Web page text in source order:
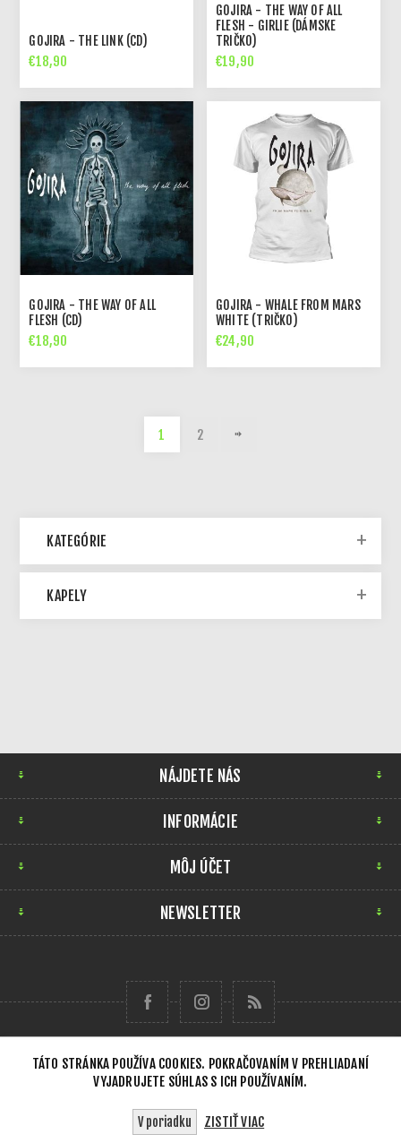
GOJIRA - THE LINK (CD)
€18,90
GOJIRA - THE WAY OF ALL
FLESH - GIRLIE (DÁMSKE
TRIČKO)
€19,90
GOJIRA - THE WAY OF ALL
FLESH (CD)
€18,90
GOJIRA - WHALE FROM MARS
WHITE (TRIČKO)
€24,90
1 2
KATEGÓRIE
KAPELY
NÁJDETE NÁS
INFORMÁCIE
MÔJ ÚČET
NEWSLETTER
vyhradené.
TÁTO STRÁNKA POUŽÍVA COOKIES. POKRAČOVANÍM V PREHLIADANÍ
VYJADRUJETE SÚHLAS S ICH POUŽÍVANÍM.
V poriadku ZISTIŤ VIAC